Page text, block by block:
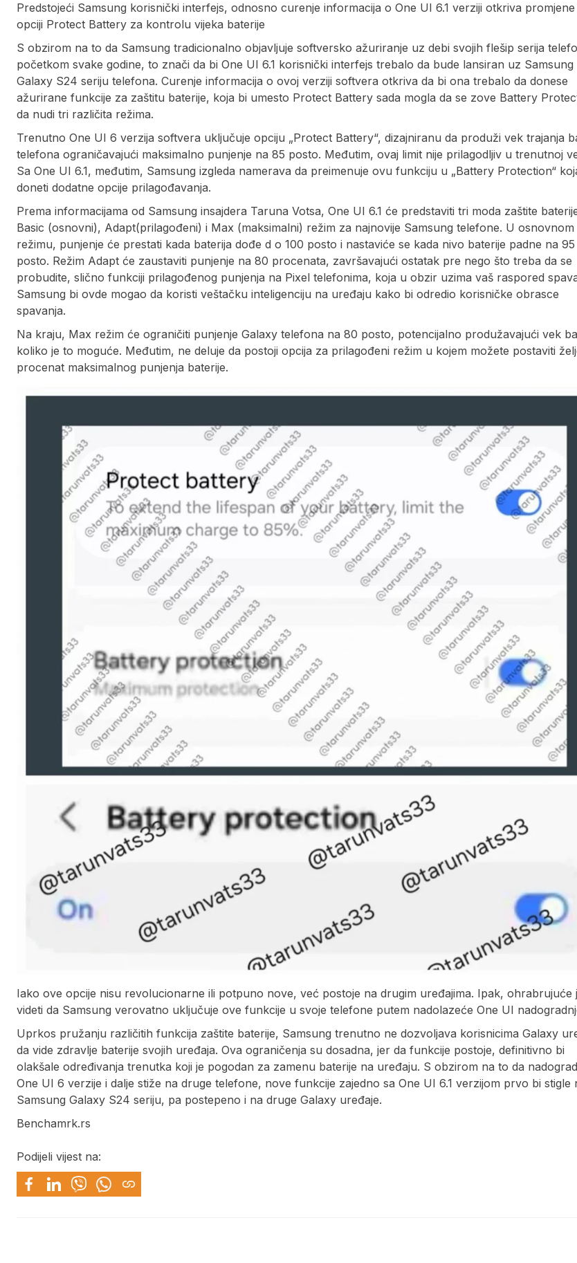
Predstojeći Samsung korisnički interfejs, odnosno curenje informacija o One UI 6.1 verziji otkriva
opciji Protect Battery za kontrolu vijeka baterije
S obzirom na to da Samsung tradicionalno objavljuje softversko ažuriranje uz debi svojih flešip serija
početkom svake godine, to znači da bi One UI 6.1 korisnički interfejs trebalo da bude lansiran uz Samsung
Galaxy S24 seriju telefona. Curenje informacija o ovoj verziji softvera otkriva da bi ona trebalo da donese
ažurirane funkcije za zaštitu baterije, koja bi umesto Protect Battery sada mogla da se zove Battery
da nudi tri različita režima.
Trenutno One UI 6 verzija softvera uključuje opciju „Protect Battery“, dizajniranu da produži vek trajanja
telefona ograničavajući maksimalno punjenje na 85 posto. Međutim, ovaj limit nije prilagodljiv u trenutnoj
Sa One UI 6.1, međutim, Samsung izgleda namerava da preimenuje ovu funkciju u „Battery Protection“
doneti dodatne opcije prilagođavanja.
Prema informacijama od Samsung insajdera Taruna Votsa, One UI 6.1 će predstaviti tri moda zaštite
Basic (osnovni), Adapt(prilagođeni) i Max (maksimalni) režim za najnovije Samsung telefone. U osnovnom
režimu, punjenje će prestati kada baterija dođe d o 100 posto i nastaviće se kada nivo baterije padne na 95
posto. Režim Adapt će zaustaviti punjenje na 80 procenata, završavajući ostatak pre nego što treba da se
probudite, slično funkciji prilagođenog punjenja na Pixel telefonima, koja u obzir uzima vaš raspored
Samsung bi ovde mogao da koristi veštačku inteligenciju na uređaju kako bi odredio korisničke obrasce
spavanja.
Na kraju, Max režim će ograničiti punjenje Galaxy telefona na 80 posto, potencijalno produžavajući vek
koliko je to moguće. Međutim, ne deluje da postoji opcija za prilagođeni režim u kojem možete postaviti
procenat maksimalnog punjenja baterije.
Iako ove opcije nisu revolucionarne ili potpuno nove, već postoje na drugim uređajima. Ipak, ohrabrujuće
videti da Samsung verovatno uključuje ove funkcije u svoje telefone putem nadolazeće One UI
Uprkos pružanju različitih funkcija zaštite baterije, Samsung trenutno ne dozvoljava korisnicima Galaxy
da vide zdravlje baterije svojih uređaja. Ova ograničenja su dosadna, jer da funkcije postoje, definitivno bi
olakšale određivanja trenutka koji je pogodan za zamenu baterije na uređaju. S obzirom na to da
One UI 6 verzije i dalje stiže na druge telefone, nove funkcije zajedno sa One UI 6.1 verzijom prvo bi stigle
Samsung Galaxy S24 seriju, pa postepeno i na druge Galaxy uređaje.
Benchamrk.rs
Podijeli vijest na: